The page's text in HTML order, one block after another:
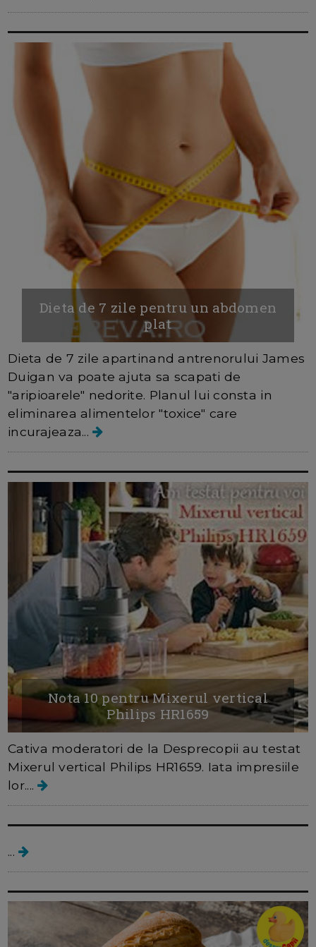
Dieta de 7 zile pentru un abdomen
plat
Dieta de 7 zile apartinand antrenorului James
Duigan va poate ajuta sa scapati de
"aripioarele" nedorite. Planul lui consta in
eliminarea alimentelor "toxice" care
incurajeaza...
Nota 10 pentru Mixerul vertical
Philips HR1659
Cativa moderatori de la Desprecopii au testat
Mixerul vertical Philips HR1659. Iata impresiile
lor....
...